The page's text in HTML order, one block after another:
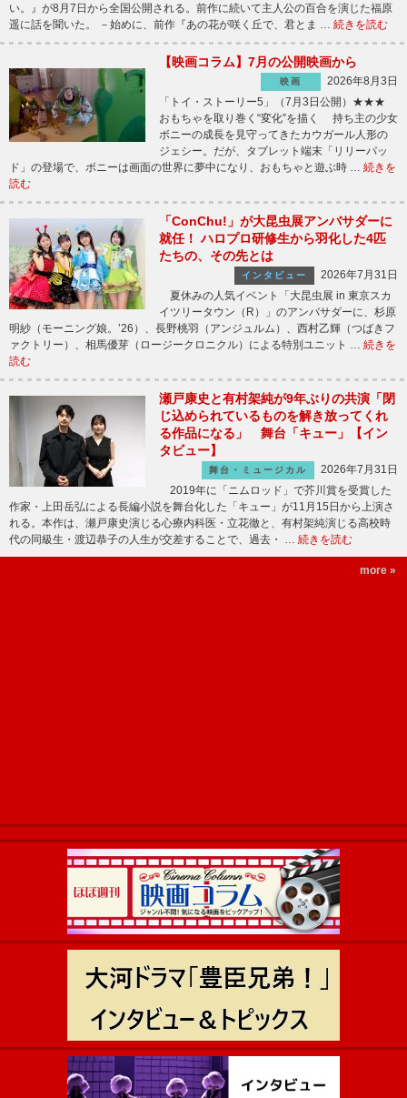
い。』が8月7日から全国公開される。前作に続いて主人公の百合を演じた福原
遥に話を聞いた。 －始めに、前作『あの花が咲く丘で、君とま … 続きを読む
【映画コラム】7月の公開映画から
映画
2026年8月3日
「トイ・ストーリー5」（7月3日公開）★★★
おもちゃを取り巻く“変化”を描く 持ち主の少女
ボニーの成長を見守ってきたカウガール人形の
ジェシー。だが、タブレット端末「リリーパッ
ド」の登場で、ボニーは画面の世界に夢中になり、おもちゃと遊ぶ時 … 続きを
読む
「ConChu!」が大昆虫展アンバサダーに
就任！ ハロプロ研修生から羽化した4匹
たちの、その先とは
インタビュー
2026年7月31日
夏休みの人気イベント「大昆虫展 in 東京スカ
イツリータウン（R）」のアンバサダーに、杉原
明紗（モーニング娘。’26）、長野桃羽（アンジュルム）、西村乙輝（つばきフ
ァクトリー）、相馬優芽（ロージークロニクル）による特別ユニット … 続きを
読む
瀬戸康史と有村架純が9年ぶりの共演「閉
じ込められているものを解き放ってくれ
る作品になる」 舞台「キュー」【イン
タビュー】
舞台・ミュージカル
2026年7月31日
2019年に「ニムロッド」で芥川賞を受賞した
作家・上田岳弘による長編小説を舞台化した「キュー」が11月15日から上演さ
れる。本作は、瀬戸康史演じる心療内科医・立花徹と、有村架純演じる高校時
代の同級生・渡辺恭子の人生が交差することで、過去・ … 続きを読む
more »